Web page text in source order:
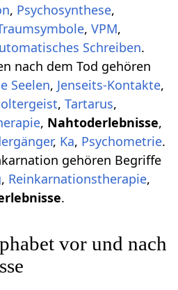
, Psychosynthese,
, VPM,
Schreiben.
nach dem Tod gehören
Seelen, Jenseits-Kontakte,
, Tartarus,
, Nahtoderlebnisse,
, Ka, Psychometrie.
gehören Begriffe
, Reinkarnationstherapie,
.
vor und nach